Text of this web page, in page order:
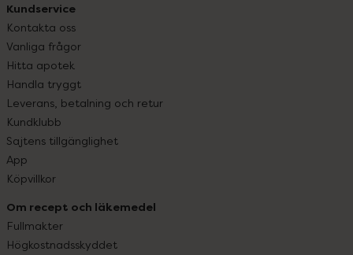
Kundservice
Kontakta oss
Vanliga frågor
Hitta apotek
Handla tryggt
Leverans, betalning och retur
Kundklubb
Sajtens tillgänglighet
App
Köpvillkor
Om recept och läkemedel
Fullmakter
Högkostnadsskyddet